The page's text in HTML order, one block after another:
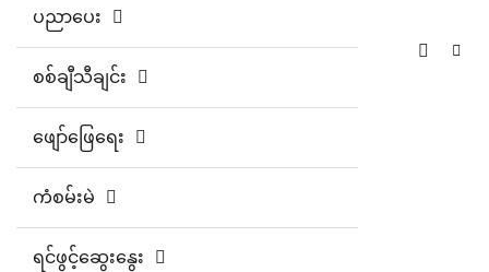
ပညာပေး
စစ်ချီသီချင်း
ဖျော်ဖြေရေး
ကံစမ်းမဲ
ရင်ဖွင့်ဆွေးနွေး